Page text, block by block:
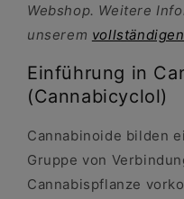
Webshop. Weitere
unserem
Einführung in
(Cannabicyclol)
Cannabinoide bilden
Gruppe von
Cannabispflanze